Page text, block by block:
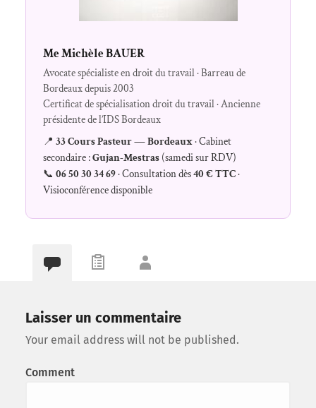
Me Michèle BAUER
Avocate spécialiste en droit du travail · Barreau de
Bordeaux depuis 2003
Certificat de spécialisation droit du travail · Ancienne
présidente de l’IDS Bordeaux
📍 33 Cours Pasteur — Bordeaux· Cabinet
secondaire :Gujan-Mestras(samedi sur RDV)
📞 06 50 30 34 69· Consultation dès40 € TTC·
Visioconférence disponible
Laisser un commentaire
Your email address will not be published.
Comment